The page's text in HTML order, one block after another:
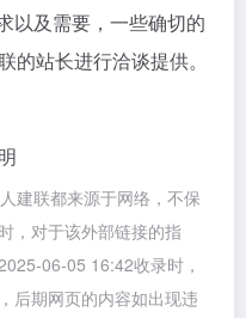
以及需要，一些确切的
站长进行洽谈提供。
建联都来源于网络，不保
，对于该外部链接的指
06-05 16:42收录时，
后期网页的内容如出现违